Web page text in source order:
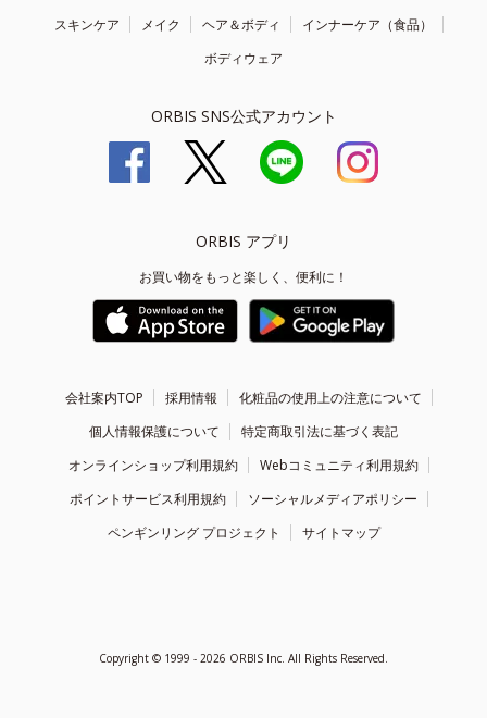
スキンケア メイク ヘア＆ボディ
インナーケア（食品）
ボディウェア
ORBIS SNS公式アカウント
ORBIS アプリ
お買い物をもっと楽しく、便利に！
会社案内TOP 採用情報
化粧品の使用上の注意について
個人情報保護について
特定商取引法に基づく表記
オンラインショップ利用規約
Webコミュニティ利用規約
ポイントサービス利用規約
ソーシャルメディアポリシー
ペンギンリング プロジェクト
サイトマップ
Copyright © 1999 - 2026 ORBIS Inc. All Rights Reserved.